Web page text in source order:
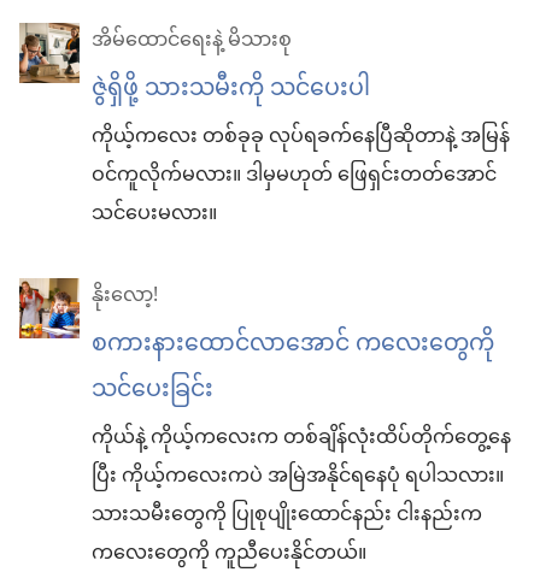
အိမ်ထောင်ရေးနဲ့ မိသားစု
ဇွဲရှိဖို့ သားသမီးကို သင်ပေးပါ
ကိုယ့်ကလေး တစ်ခုခု လုပ်ရခက်နေပြီဆိုတာနဲ့ အမြန်
ဝင်ကူလိုက်မလား။ ဒါမှမဟုတ် ဖြေရှင်းတတ်အောင်
သင်ပေးမလား။
နိုးလော့!
စကားနားထောင်လာအောင် ကလေးတွေကို
သင်ပေးခြင်း
ကိုယ်နဲ့ ကိုယ့်ကလေးက တစ်ချိန်လုံးထိပ်တိုက်တွေ့နေ
ပြီး ကိုယ့်ကလေးကပဲ အမြဲအနိုင်ရနေပုံ ရပါသလား။
သားသမီးတွေကို ပြုစုပျိုးထောင်နည်း ငါးနည်းက
ကလေးတွေကို ကူညီပေးနိုင်တယ်။